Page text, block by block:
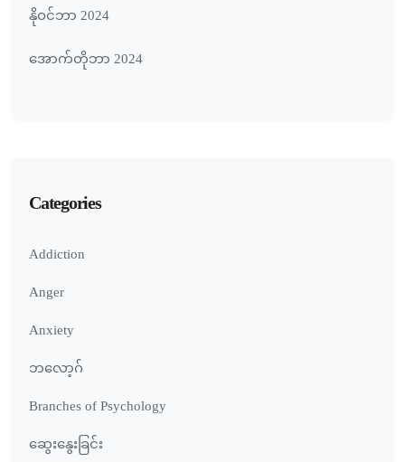
နိုဝင်ဘာ 2024
အောက်တိုဘာ 2024
Categories
Addiction
Anger
Anxiety
ဘလော့ဂ်
Branches of Psychology
ဆွေးနွေးခြင်း